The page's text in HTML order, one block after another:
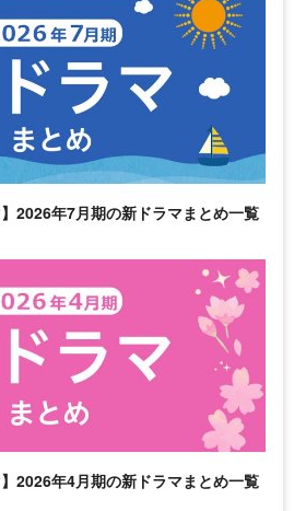
】2026年7月期の新ドラマまとめ一覧
】2026年4月期の新ドラマまとめ一覧